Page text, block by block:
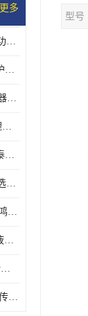
更多
WBP214P75三相三线有功功率传感器鸿泰顺达产品稳定性好
STM82系列双通道振动保护表鸿泰产品技术规格
EL2600斯派莎克压力变送器技术规格
DGR-RA系列信号隔离处理器鸿泰产品技术规格
HB4740Z-V智能电压表鸿泰产品外形美观大方
LZDY1振动加速度传感器选型资料
BQH12 矿用本质型编码器鸿泰产品实物展示
FB0802WD03E307投入式液位计鸿泰产品选型参数
JL-LB二线制超声波液位计鸿泰产品外形美观大方
QBE2002-P5水管蒸汽压力传感器西门子产品技术规格
型号